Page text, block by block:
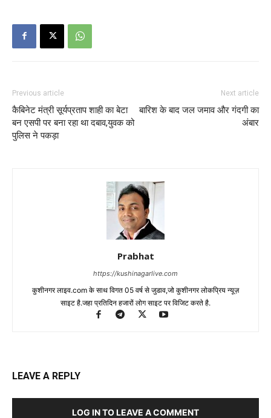
Previous article
कैबिनेट मंत्री सूर्यप्रताप शाही का बेटा
बन एसपी पर बना रहा था दबाव,युवक को
पुलिस ने पकड़ा
Next article
बारिश के बाद जल जमाव और गंदगी का
अंबार
Prabhat
https://kushinagarlive.com
कुशीनगर लाइव.com के साथ विगत 05 वर्ष से जुडाव,जो कुशीनगर लोकप्रिय न्यूज़
साइट है.जहा प्रतिदिन हजारों लोग साइट पर विजिट करते है.
LEAVE A REPLY
LOG IN TO LEAVE A COMMENT